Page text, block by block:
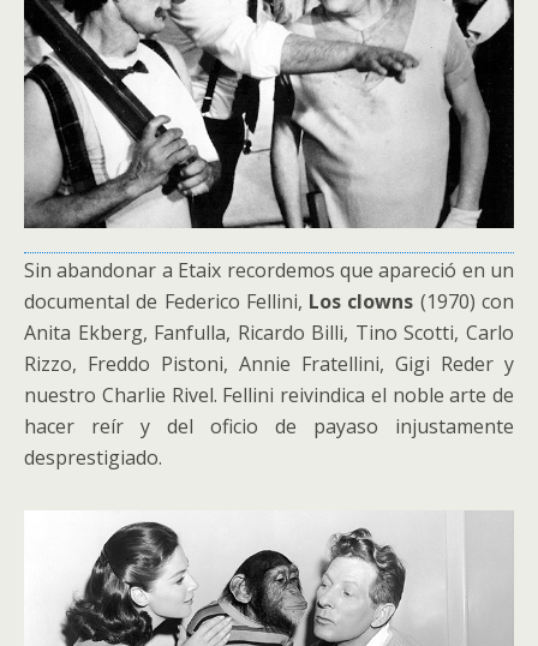
Sin abandonar a Etaix recordemos que apareció en un
documental de Federico Fellini, Los clowns (1970) con
Anita Ekberg, Fanfulla, Ricardo Billi, Tino Scotti, Carlo
Rizzo, Freddo Pistoni, Annie Fratellini, Gigi Reder y
nuestro Charlie Rivel. Fellini reivindica el noble arte de
hacer reír y del oficio de payaso injustamente
desprestigiado.